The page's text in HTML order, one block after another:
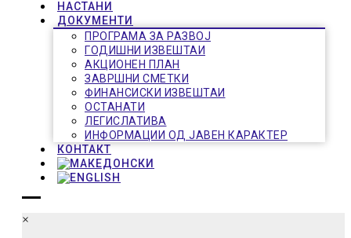
НАСТАНИ
ДОКУМЕНТИ
ПРОГРАМА ЗА РАЗВОЈ
ГОДИШНИ ИЗВЕШТАИ
АКЦИОНЕН ПЛАН
ЗАВРШНИ СМЕТКИ
ФИНАНСИСКИ ИЗВЕШТАИ
ОСТАНАТИ
ЛЕГИСЛАТИВА
ИНФОРМАЦИИ ОД ЈАВЕН КАРАКТЕР
КОНТАКТ
×